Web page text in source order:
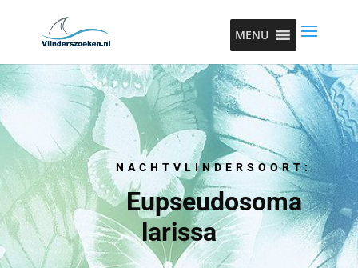
MENU
NACHTVLINDERSOORT:
Eupseudosoma
larissa